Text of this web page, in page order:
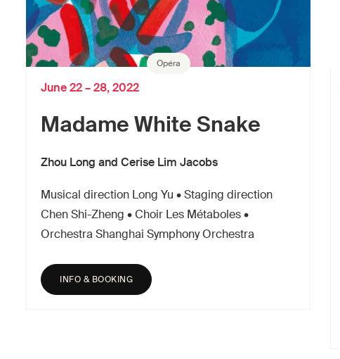
Opéra
Madame White Snake
Zhou Long and Cerise Lim Jacobs
June 22 – 28, 2022
Musical direction Long Yu • Staging direction
Chen Shi-Zheng • Choir Les Métaboles •
Orchestra Shanghai Symphony Orchestra
INFO & BOOKING